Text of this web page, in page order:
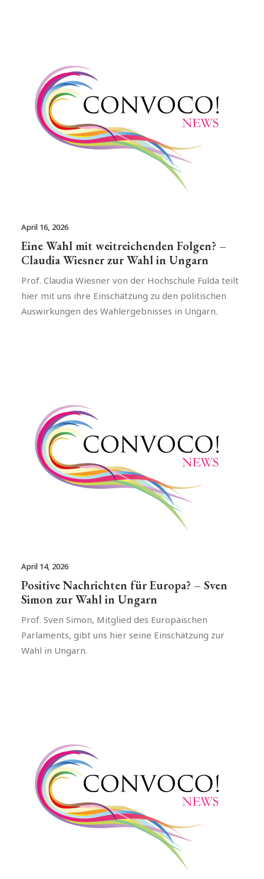
April 16, 2026
Eine Wahl mit weitreichenden Folgen? –
Claudia Wiesner zur Wahl in Ungarn
Prof. Claudia Wiesner von der Hochschule Fulda teilt
hier mit uns ihre Einschätzung zu den politischen
Auswirkungen des Wahlergebnisses in Ungarn.
April 14, 2026
Positive Nachrichten für Europa? – Sven
Simon zur Wahl in Ungarn
Prof. Sven Simon, Mitglied des Europäischen
Parlaments, gibt uns hier seine Einschätzung zur
Wahl in Ungarn.